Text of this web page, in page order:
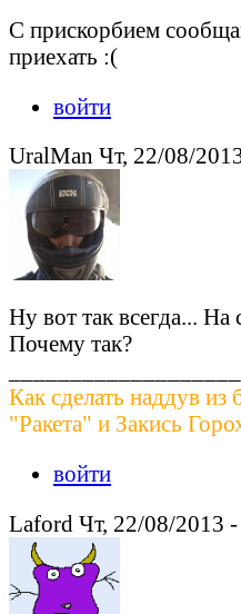
С прискорбием
приехать :(
войти
UralMan Чт, 22/08/
Ну вот так всегда...
Почему так?
Как сделать наддув
"Ракета" и Закись
войти
Laford Чт, 22/08/2013